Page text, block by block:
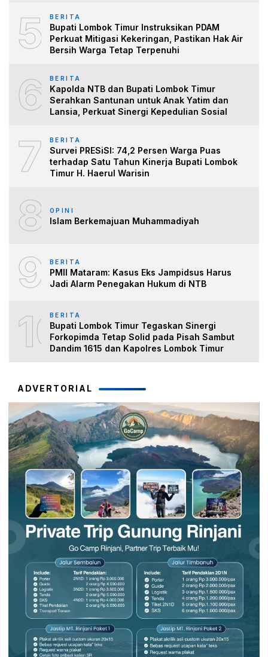
5 BERITA
Bupati Lombok Timur Instruksikan PDAM
Perkuat Mitigasi Kekeringan, Pastikan Hak Air
Bersih Warga Tetap Terpenuhi
6 BERITA
Kapolda NTB dan Bupati Lombok Timur
Serahkan Santunan untuk Anak Yatim dan
Lansia, Perkuat Sinergi Kepedulian Sosial
7 BERITA
Survei PRESiSI: 74,2 Persen Warga Puas
terhadap Satu Tahun Kinerja Bupati Lombok
Timur H. Haerul Warisin
8 OPINI
Islam Berkemajuan Muhammadiyah
9 BERITA
PMII Mataram: Kasus Eks Jampidsus Harus
Jadi Alarm Penegakan Hukum di NTB
10BERITA
Bupati Lombok Timur Tegaskan Sinergi
Forkopimda Tetap Solid pada Pisah Sambut
Dandim 1615 dan Kapolres Lombok Timur
ADVERTORIAL